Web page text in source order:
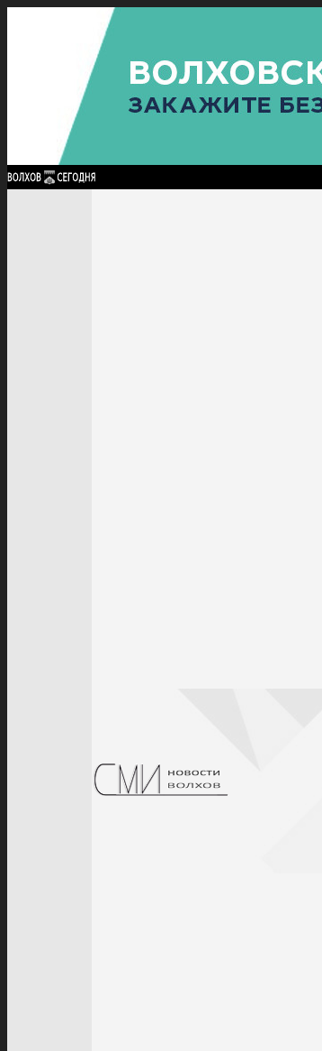
ГЛАВНАЯ ПОЛИТИКАПРОИСШЕСТВИЯПРОКУРАТУРА
ПОЛИТИКА
КУЛЬТУРА
ПОСЕЛЕНИЯ